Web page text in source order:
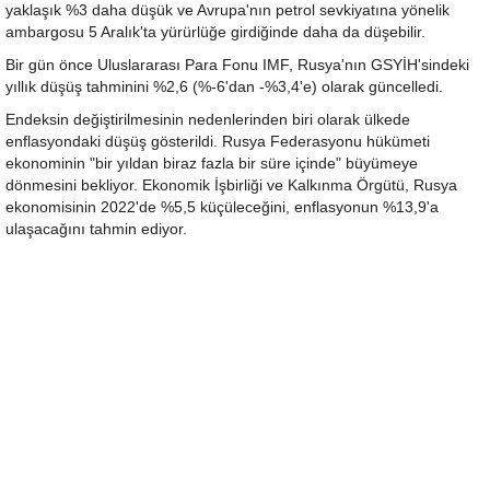
yaklaşık %3 daha düşük ve Avrupa'nın petrol sevkiyatına yönelik
ambargosu 5 Aralık'ta yürürlüğe girdiğinde daha da düşebilir.
Bir gün önce Uluslararası Para Fonu IMF, Rusya'nın GSYİH'sindeki
yıllık düşüş tahminini %2,6 (%-6'dan -%3,4'e) olarak güncelledi.
Endeksin değiştirilmesinin nedenlerinden biri olarak ülkede
enflasyondaki düşüş gösterildi. Rusya Federasyonu hükümeti
ekonominin "bir yıldan biraz fazla bir süre içinde" büyümeye
dönmesini bekliyor. Ekonomik İşbirliği ve Kalkınma Örgütü, Rusya
ekonomisinin 2022'de %5,5 küçüleceğini, enflasyonun %13,9'a
ulaşacağını tahmin ediyor.